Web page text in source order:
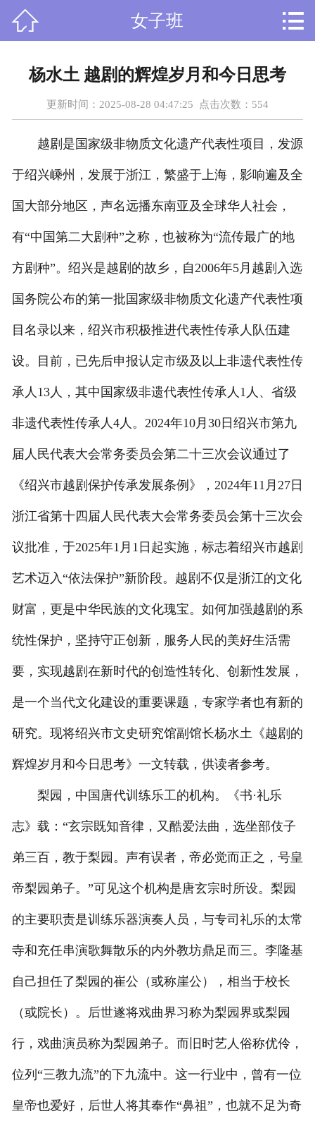
师资力量
在线留言
人才招聘
荣誉资质
 女子班 
杨水土 越剧的辉煌岁月和今日思考
更新时间：2025-08-28 04:47:25 点击次数： 554
越剧是国家级非物质文化遗产代表性项目，发源
于绍兴嵊州，发展于浙江，繁盛于上海，影响遍及全
国大部分地区，声名远播东南亚及全球华人社会，
有“中国第二大剧种”之称，也被称为“流传最广的地
方剧种”。绍兴是越剧的故乡，自2006年5月越剧入选
国务院公布的第一批国家级非物质文化遗产代表性项
目名录以来，绍兴市积极推进代表性传承人队伍建
设。目前，已先后申报认定市级及以上非遗代表性传
承人13人，其中国家级非遗代表性传承人1人、省级
非遗代表性传承人4人。2024年10月30日绍兴市第九
届人民代表大会常务委员会第二十三次会议通过了
《绍兴市越剧保护传承发展条例》，2024年11月27日
浙江省第十四届人民代表大会常务委员会第十三次会
议批准，于2025年1月1日起实施，标志着绍兴市越剧
艺术迈入“依法保护”新阶段。越剧不仅是浙江的文化
财富，更是中华民族的文化瑰宝。如何加强越剧的系
统性保护，坚持守正创新，服务人民的美好生活需
要，实现越剧在新时代的创造性转化、创新性发展，
是一个当代文化建设的重要课题，专家学者也有新的
研究。现将绍兴市文史研究馆副馆长杨水土《越剧的
辉煌岁月和今日思考》一文转载，供读者参考。
梨园，中国唐代训练乐工的机构。《书·礼乐
志》载：“玄宗既知音律，又酷爱法曲，选坐部伎子
弟三百，教于梨园。声有误者，帝必觉而正之，号皇
帝梨园弟子。”可见这个机构是唐玄宗时所设。梨园
的主要职责是训练乐器演奏人员，与专司礼乐的太常
寺和充任串演歌舞散乐的内外教坊鼎足而三。李隆基
自己担任了梨园的崔公（或称崖公），相当于校长
（或院长）。后世遂将戏曲界习称为梨园界或梨园
行，戏曲演员称为梨园弟子。而旧时艺人俗称优伶，
位列“三教九流”的下九流中。这一行业中，曾有一位
皇帝也爱好，后世人将其奉作“鼻祖”，也就不足为奇